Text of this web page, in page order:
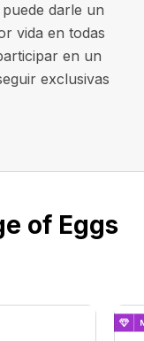
darle un
vida en todas
en un
exclusivas
of Eggs